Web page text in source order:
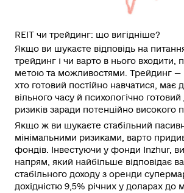
REIT чи трейдинг: що вигідніше?
Якщо ви шукаєте відповідь на
трейдинг і чи варто в нього входити,
метою та можливостями. Трейдинг —
хто готовий постійно навчатися, має
вільного часу й психологічно
ризиків заради потенційно високого
Якщо ж ви шукаєте стабільний
мінімальними ризиками, варто
фондів. Інвестуючи у фонди Inzhur,
напрям, який найбільше відповідає
стабільного доходу з оренди
дохідністю 9,5% річних у доларах до